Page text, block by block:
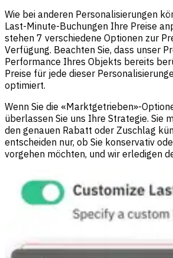
Wie bei anderen Personalisierungen
Last-Minute-Buchungen Ihre Preise
stehen 7 verschiedene Optionen zur
Verfügung. Beachten Sie, dass unser
Performance Ihres Objekts bereits
Preise für jede dieser
optimiert.
Wenn Sie die «Marktgetrieben»-
überlassen Sie uns Ihre Strategie. Sie
den genauen Rabatt oder Zuschlag
entscheiden nur, ob Sie konservativ
vorgehen möchten, und wir erledigen